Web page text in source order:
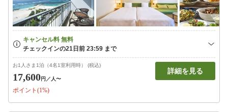
お1人さま1泊（4名1室利用時） (税込)
17,600円 ／人〜
ポイント(1%)
詳細を見る